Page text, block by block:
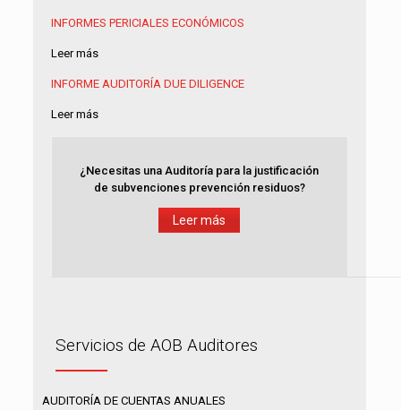
INFORMES PERICIALES ECONÓMICOS
Leer más
INFORME AUDITORÍA DUE DILIGENCE
Leer más
¿Necesitas una Auditoría para la justificación
de subvenciones prevención residuos?
Leer más
Servicios de AOB Auditores
AUDITORÍA DE CUENTAS ANUALES